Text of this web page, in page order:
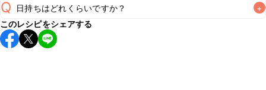
Q 日持ちはどれくらいですか？ +
保存期間は冷蔵で当日中が目安です。なるべくお早めにお召
し上がりください。
このレシピをシェアする